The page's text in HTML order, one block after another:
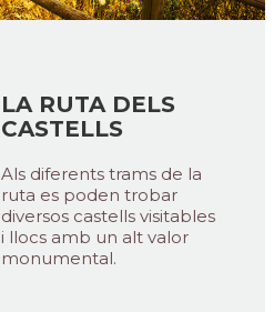
LA RUTA DELS
CASTELLS
Als diferents trams de la
ruta es poden trobar
diversos castells visitables
i llocs amb un alt valor
monumental.